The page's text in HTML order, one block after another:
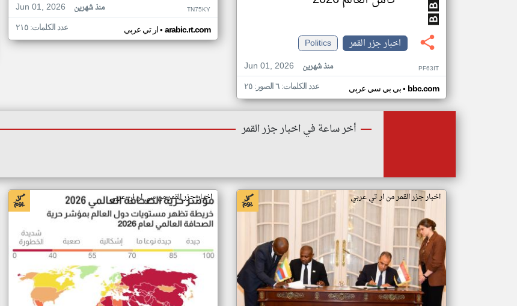
اخبار جزر القمر
Politics
Jun 01, 2026
منذ شهرين PF63IT
بي بي سي عربي• bbc.com عدد الكلمات: ٦ الصور: ٢٥
Jun 01, 2026
منذ شهرين TN75KY
ار تي عربي• arabic.rt.com عدد الكلمات: ٢١٥
أخر ساعة في اخبار جزر القمر
اخبار جزر القمر من ار تي عربي اخبار جزر القمر من سي ان ان عربي